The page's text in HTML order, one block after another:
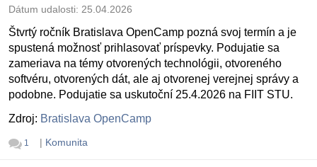
Dátum udalosti: 25.04.2026
Štvrtý ročník Bratislava OpenCamp pozná svoj termín a je
spustená možnosť prihlasovať príspevky. Podujatie sa
zameriava na témy otvorených technológii, otvoreného
softvéru, otvorených dát, ale aj otvorenej verejnej správy a
podobne. Podujatie sa uskutoční 25.4.2026 na FIIT STU.
Zdroj: Bratislava OpenCamp
1 | Komunita